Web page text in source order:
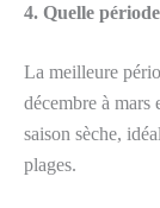
4. Quelle
La meilleure
décembre à mars
saison sèche,
plages.